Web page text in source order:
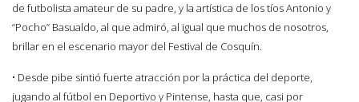
de futbolista amateur de su padre, y la artística de los tíos Antonio y
“Pocho” Basualdo, al que admiró, al igual que muchos de nosotros,
brillar en el escenario mayor del Festival de Cosquín.
• Desde pibe sintió fuerte atracción por la práctica del deporte,
jugando al fútbol en Deportivo y Pintense, hasta que, casi por